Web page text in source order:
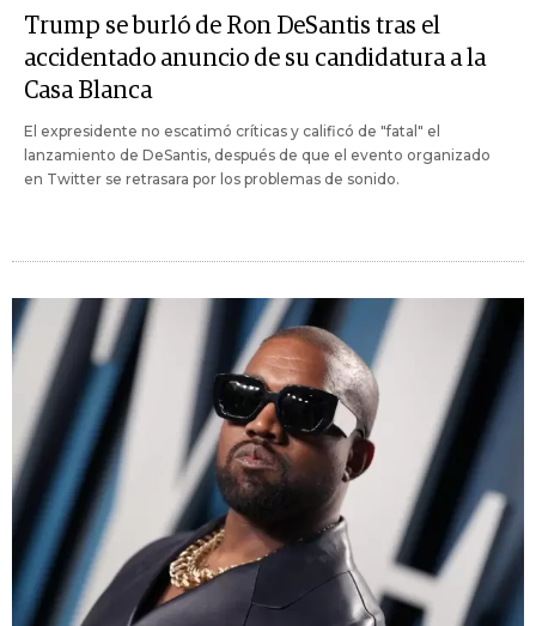
Trump se burló de Ron DeSantis tras el
accidentado anuncio de su candidatura a la
Casa Blanca
El expresidente no escatimó críticas y calificó de "fatal" el
lanzamiento de DeSantis, después de que el evento organizado
en Twitter se retrasara por los problemas de sonido.